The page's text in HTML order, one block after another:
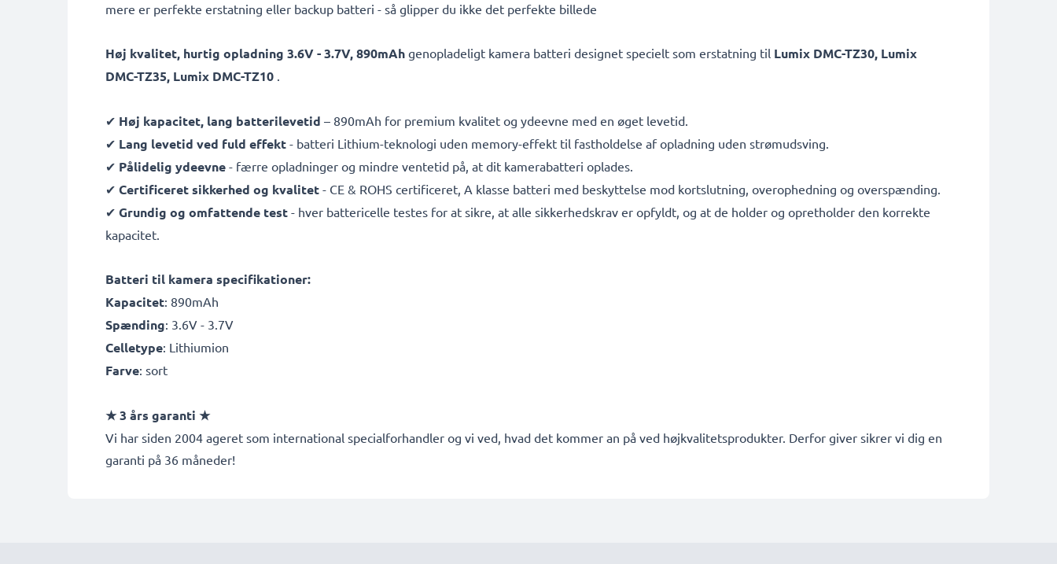
mere er perfekte erstatning eller backup batteri - så glipper du ikke det perfekte billede
Høj kvalitet, hurtig opladning 3.6V - 3.7V, 890mAh genopladeligt kamera batteri designet specielt som erstatning til Lumix DMC-TZ30, Lumix
DMC-TZ35, Lumix DMC-TZ10 .
✔ Høj kapacitet, lang batterilevetid – 890mAh for premium kvalitet og ydeevne med en øget levetid.
✔ Lang levetid ved fuld effekt - batteri Lithium-teknologi uden memory-effekt til fastholdelse af opladning uden strømudsving.
✔ Pålidelig ydeevne - færre opladninger og mindre ventetid på, at dit kamerabatteri oplades.
✔ Certificeret sikkerhed og kvalitet - CE & ROHS certificeret, A klasse batteri med beskyttelse mod kortslutning, overophedning og overspænding.
✔ Grundig og omfattende test - hver battericelle testes for at sikre, at alle sikkerhedskrav er opfyldt, og at de holder og opretholder den korrekte
kapacitet.
Batteri til kamera specifikationer:
Kapacitet: 890mAh
Spænding: 3.6V - 3.7V
Celletype: Lithiumion
Farve: sort
★ 3 års garanti ★
Vi har siden 2004 ageret som international specialforhandler og vi ved, hvad det kommer an på ved højkvalitetsprodukter. Derfor giver sikrer vi dig en
garanti på 36 måneder!